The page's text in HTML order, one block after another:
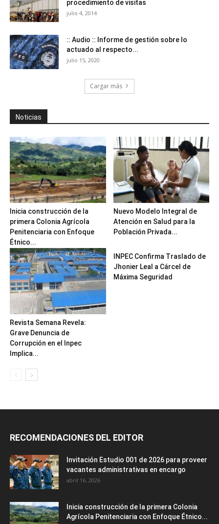
procedimiento de visitas
julio 4, 2014
:: Audio :: Informe de gestión sobre lo
actuado al respecto...
julio 15, 2020
Cargar más
Noticias
Inicia construcción de la
primera Colonia Agrícola
Penitenciaria con Enfoque
Étnico...
Nuevo Modelo Integral de
Atención en Salud para la
Población Privada...
Revista Semana Revela:
Grave Denuncia de
Corrupción en el Inpec
Implica...
INPEC Confirma Traslado de
Jhonier Leal a Cárcel de
Máxima Seguridad
RECOMENDACIONES DEL EDITOR
Invitación Estudio 001 de 2026 para proveer
vacantes administrativas en encargo
abril 16, 2026
Inicia construcción de la primera Colonia
Agrícola Penitenciaria con Enfoque Étnico...